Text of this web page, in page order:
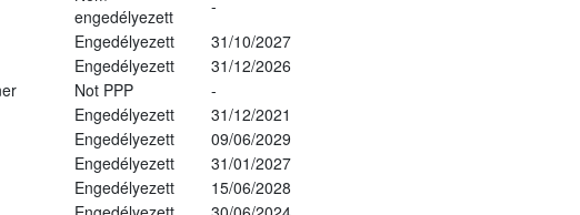
engedélyezett
-
Engedélyezett
31/10/2027
Engedélyezett
31/12/2026
Not PPP
-
Engedélyezett
31/12/2021
Engedélyezett
09/06/2029
Engedélyezett
31/01/2027
Engedélyezett
15/06/2028